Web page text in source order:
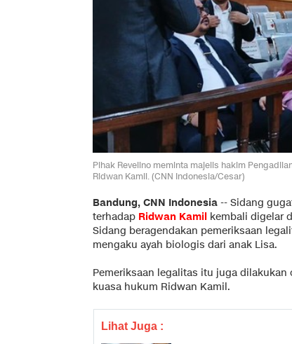
Pihak Revelino meminta majelis hakim
Ridwan Kamil. (CNN Indonesia/Cesar)
Bandung, CNN Indonesia -- Sidang
terhadap Ridwan Kamil kembali digelar
Sidang beragendakan pemeriksaan
mengaku ayah biologis dari anak Lisa.
Pemeriksaan legalitas itu juga
kuasa hukum Ridwan Kamil.
Lihat Juga :